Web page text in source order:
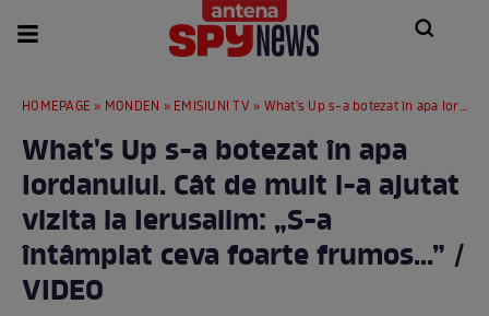
HOMEPAGE » MONDEN » EMISIUNI TV » What's Up s-a botezat în apa Iordanului. Cât de mult l-a ajutat vizita la Ierusalim: „S-a întâmplat ceva foarte frumos...” / VIDEO
What's Up s-a botezat în apa
Iordanului. Cât de mult l-a ajutat
vizita la Ierusalim: „S-a
întâmplat ceva foarte frumos...” /
VIDEO